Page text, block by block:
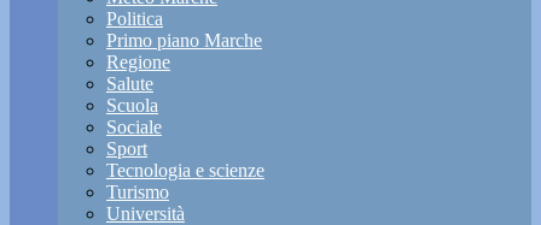
Politica
Primo piano Marche
Regione
Salute
Scuola
Sociale
Sport
Tecnologia e scienze
Turismo
Università